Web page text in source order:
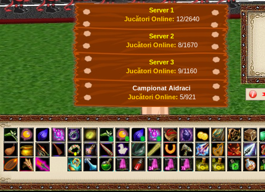
Server 1
Jucători Online: 12/2640
Server 2
Jucători Online: 8/1670
Server 3
Jucători Online: 9/1160
Campionat Aidraci
Jucători Online: 5/921